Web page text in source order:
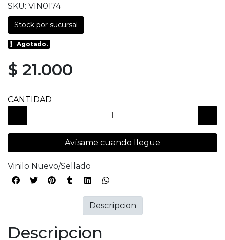
SKU: VIN0174
Stock por sucursal
Agotado.
$ 21.000
CANTIDAD
Avísame cuando llegue
Vinilo Nuevo/Sellado
Descripcion
Descripcion